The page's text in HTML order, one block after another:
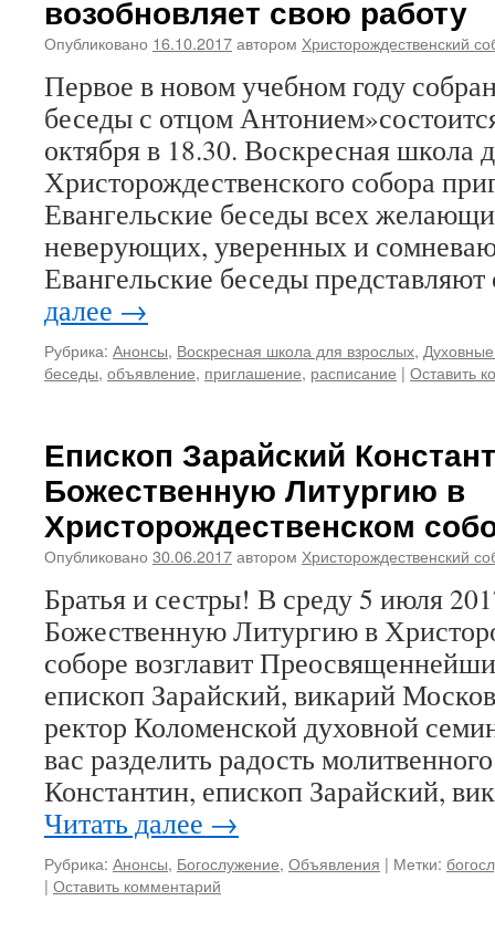
возобновляет свою работу
Опубликовано 16.10.2017автором Христорождественский
Первое в новом учебном году
беседы с отцом
октября в 18.30. Воскресная школа
Христорождественского собора
Евангельские беседы всех
неверующих, уверенных и
Евангельские беседы
далее →
Рубрика: Анонсы, Воскресная школа для взрослых,
беседы, объявление, приглашение, расписание | Оставить
Епископ Зарайский
Божественную Литургию в
Христорождественском
Опубликовано 30.06.2017автором Христорождественский
Братья и сестры! В среду 5 июля
Божественную Литургию в
соборе возглавит
епископ Зарайский, викарий
ректор Коломенской духовной
вас разделить радость
Константин, епископ Зарайский,
Читать далее →
Рубрика: Анонсы, Богослужение, Объявления | Метки:
| Оставить комментарий